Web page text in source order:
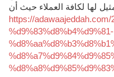
لها لكافة العملاء حيث أن
https://
%d9%83%d8%b4%d9%81-